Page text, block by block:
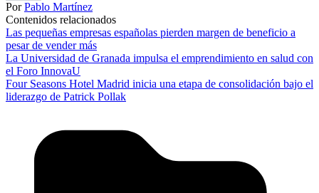
PorPablo Martínez
Contenidos relacionados
Las pequeñas empresas españolas pierden margen de beneficio a
pesar de vender más
La Universidad de Granada impulsa el emprendimiento en salud con
el Foro InnovaU
Four Seasons Hotel Madrid inicia una etapa de consolidación bajo el
liderazgo de Patrick Pollak